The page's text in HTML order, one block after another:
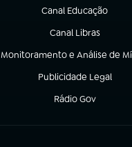
Canal Educação
(abre em nova aba)
Canal Libras
(abre em nova aba)
Monitoramento e Análise de
(abre em nova aba)
Publicidade Legal
(abre em nova aba)
Rádio Gov
(abre em nova aba)